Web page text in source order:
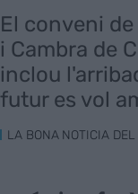
El conveni
i Cambra de
inclou
futur es vol
LA BONA NOTICIA DEL